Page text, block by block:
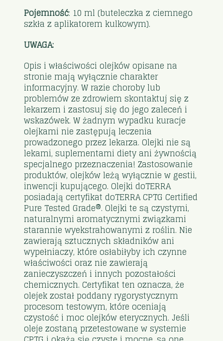
Pojemność: 10 ml (buteleczka z ciemnego
szkła z aplikatorem kulkowym).
UWAGA:
Opis i właściwości olejków opisane na
stronie mają wyłącznie charakter
informacyjny. W razie choroby lub
problemów ze zdrowiem skontaktuj się z
lekarzem i zastosuj się do jego zaleceń i
wskazówek. W żadnym wypadku kuracje
olejkami nie zastępują leczenia
prowadzonego przez lekarza. Olejki nie są
lekami, suplementami diety ani żywnością
specjalnego przeznaczenia! Zastosowanie
produktów, olejków leżą wyłącznie w gestii,
inwencji kupującego. Olejki doTERRA
posiadają certyfikat doTERRA CPTG Certified
Pure Tested Grade®. Olejki te są czystymi,
naturalnymi aromatycznymi związkami
starannie wyekstrahowanymi z roślin. Nie
zawierają sztucznych składników ani
wypełniaczy, które osłabiłyby ich czynne
właściwości oraz nie zawierają
zanieczyszczeń i innych pozostałości
chemicznych. Certyfikat ten oznacza, że
olejek został poddany rygorystycznym
procesom testowym, które oceniają
czystość i moc olejków eterycznych. Jeśli
oleje zostaną przetestowane w systemie